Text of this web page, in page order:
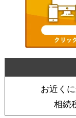
お近く
相続